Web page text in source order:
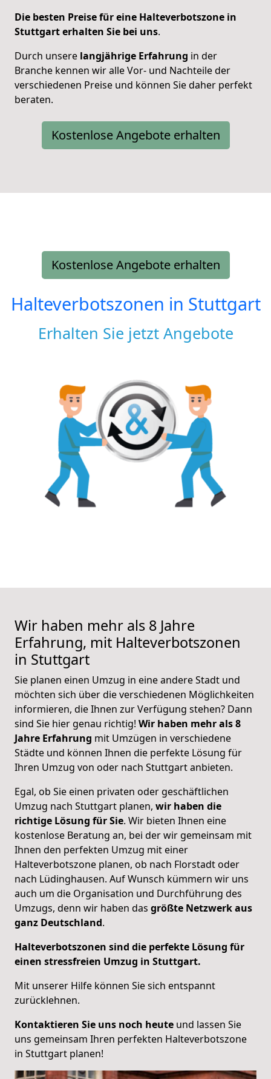
Die besten Preise für eine Halteverbotszone in
Stuttgart erhalten Sie bei uns.
Durch unsere langjährige Erfahrung in der
Branche kennen wir alle Vor- und Nachteile der
verschiedenen Preise und können Sie daher perfekt
beraten.
Kostenlose Angebote erhalten
Kostenlose Angebote erhalten
Halteverbotszonen in Stuttgart
Erhalten Sie jetzt Angebote
Wir haben mehr als 8 Jahre
Erfahrung, mit Halteverbotszonen
in Stuttgart
Sie planen einen Umzug in eine andere Stadt und
möchten sich über die verschiedenen Möglichkeiten
informieren, die Ihnen zur Verfügung stehen? Dann
sind Sie hier genau richtig! Wir haben mehr als 8
Jahre Erfahrung mit Umzügen in verschiedene
Städte und können Ihnen die perfekte Lösung für
Ihren Umzug von oder nach Stuttgart anbieten.
Egal, ob Sie einen privaten oder geschäftlichen
Umzug nach Stuttgart planen, wir haben die
richtige Lösung für Sie. Wir bieten Ihnen eine
kostenlose Beratung an, bei der wir gemeinsam mit
Ihnen den perfekten Umzug mit einer
Halteverbotszone planen, ob nach Florstadt oder
nach Lüdinghausen. Auf Wunsch kümmern wir uns
auch um die Organisation und Durchführung des
Umzugs, denn wir haben das größte Netzwerk aus
ganz Deutschland.
Halteverbotszonen sind die perfekte Lösung für
einen stressfreien Umzug in Stuttgart.
Mit unserer Hilfe können Sie sich entspannt
zurücklehnen.
Kontaktieren Sie uns noch heute und lassen Sie
uns gemeinsam Ihren perfekten Halteverbotszone
in Stuttgart planen!